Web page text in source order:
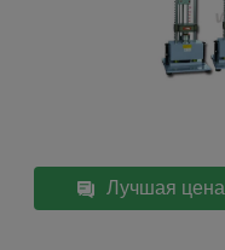
Лучшая цена